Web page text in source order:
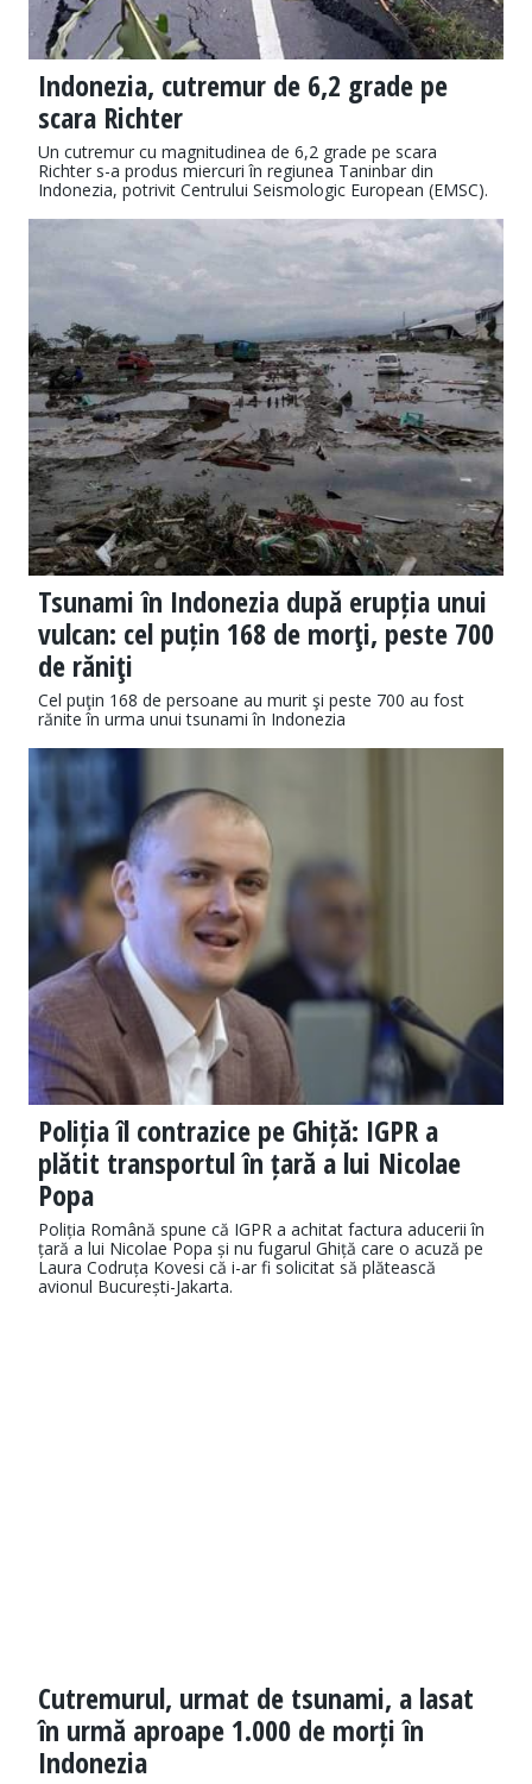
Indonezia, cutremur de 6,2 grade pe
scara Richter
Un cutremur cu magnitudinea de 6,2 grade pe scara
Richter s-a produs miercuri în regiunea Taninbar din
Indonezia, potrivit Centrului Seismologic European (EMSC).
Tsunami în Indonezia după erupția unui
vulcan: cel puțin 168 de morţi, peste 700
de răniţi
Cel puţin 168 de persoane au murit şi peste 700 au fost
rănite în urma unui tsunami în Indonezia
Poliția îl contrazice pe Ghiță: IGPR a
plătit transportul în țară a lui Nicolae
Popa
Poliția Română spune că IGPR a achitat factura aducerii în
țară a lui Nicolae Popa și nu fugarul Ghiță care o acuză pe
Laura Codruța Kovesi că i-ar fi solicitat să plătească
avionul București-Jakarta.
Cutremurul, urmat de tsunami, a lasat
în urmă aproape 1.000 de morți în
Indonezia